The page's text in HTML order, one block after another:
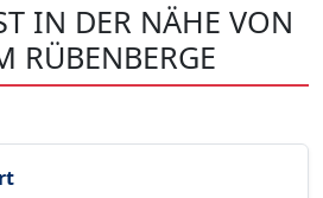
IN DER NÄHE VON
RÜBENBERGE